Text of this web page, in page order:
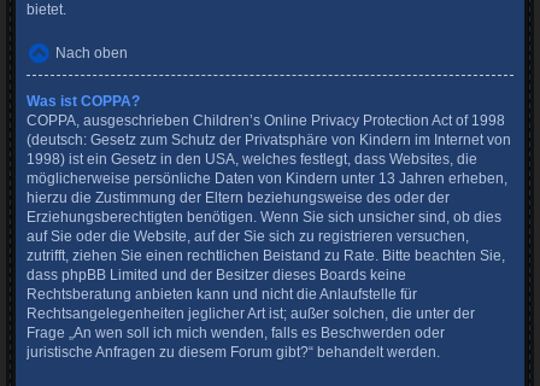
bietet.
Nach oben
Was ist COPPA?
COPPA, ausgeschrieben Children’s Online Privacy Protection Act of 1998
(deutsch: Gesetz zum Schutz der Privatsphäre von Kindern im Internet von
1998) ist ein Gesetz in den USA, welches festlegt, dass Websites, die
möglicherweise persönliche Daten von Kindern unter 13 Jahren erheben,
hierzu die Zustimmung der Eltern beziehungsweise des oder der
Erziehungsberechtigten benötigen. Wenn Sie sich unsicher sind, ob dies
auf Sie oder die Website, auf der Sie sich zu registrieren versuchen,
zutrifft, ziehen Sie einen rechtlichen Beistand zu Rate. Bitte beachten Sie,
dass phpBB Limited und der Besitzer dieses Boards keine
Rechtsberatung anbieten kann und nicht die Anlaufstelle für
Rechtsangelegenheiten jeglicher Art ist; außer solchen, die unter der
Frage „An wen soll ich mich wenden, falls es Beschwerden oder
juristische Anfragen zu diesem Forum gibt?“ behandelt werden.